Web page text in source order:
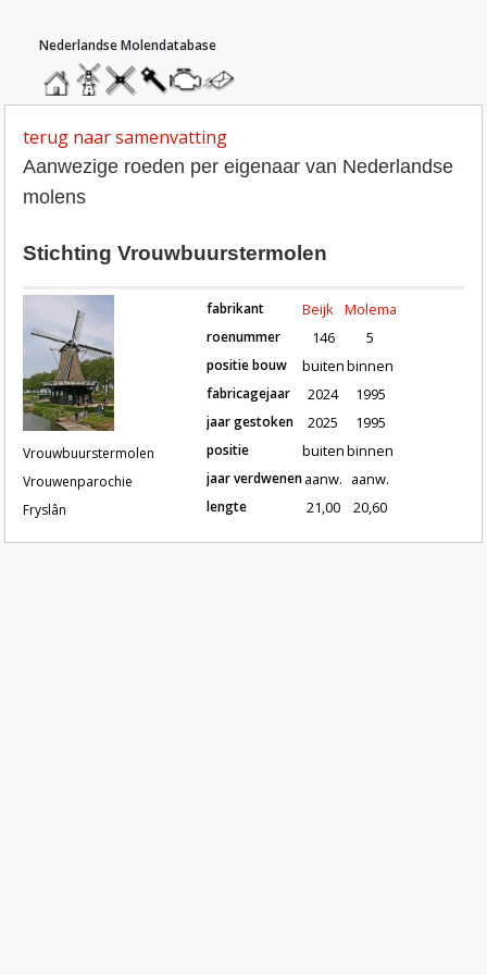
homemolendatabase
roedendatabase
assendatabase
motorendatabase
stuur
een
terug naar samenvatting
Aanwezige roeden per eigenaar van Nederlandse
molens
Stichting Vrouwbuurstermolen
Vrouwbuurstermolen
Vrouwenparochie
Fryslân
Roeden van molen
fabrikant
roenummer
positie bouw
fabricagejaar
jaar gestoken
positie
jaar verdwenen
lengte
Beijk
146
buiten
2024
2025
buiten
aanw.
21,00
Molema
5
binnen
1995
1995
binnen
aanw.
20,60